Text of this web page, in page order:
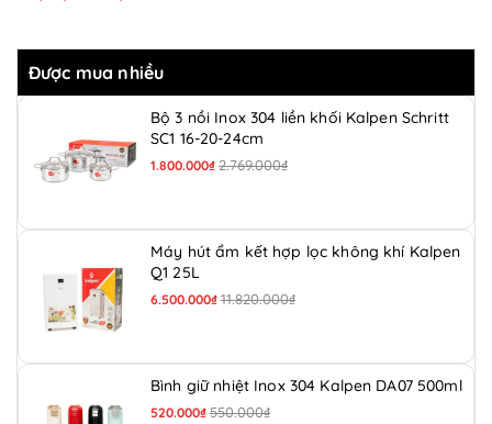
Được mua nhiều
Bộ 3 nồi Inox 304 liền khối Kalpen Schritt
SC1 16-20-24cm
1.800.000₫ 2.769.000₫
Máy hút ẩm kết hợp lọc không khí Kalpen
Q1 25L
6.500.000₫ 11.820.000₫
Bình giữ nhiệt Inox 304 Kalpen DA07 500ml
520.000₫ 550.000₫